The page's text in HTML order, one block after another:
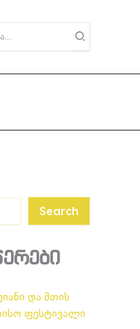
Search
და მთის
ფესტივალი